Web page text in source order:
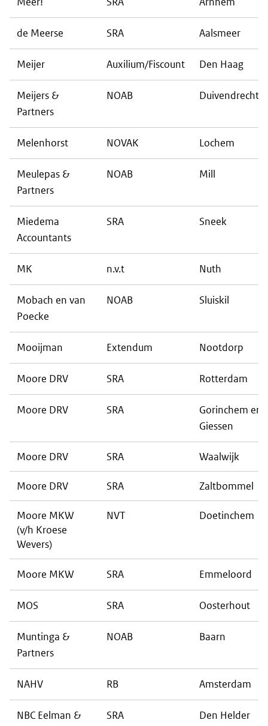
de Meerse SRA Aalsmeer
Meijer Auxilium/Fiscount Den Haag
Meijers &
Partners
NOAB Duivendrecht
Melenhorst NOVAK Lochem
Meulepas &
Partners
NOAB Mill
Miedema
Accountants
SRA Sneek
MK n.v.t Nuth
Mobach en van
Poecke
NOAB Sluiskil
Mooijman Extendum Nootdorp
Moore DRV SRA Rotterdam
Moore DRV SRA
Gorinchem en
Giessen
Moore DRV SRA Waalwijk
Moore DRV SRA Zaltbommel
Moore MKW
(v/h Kroese
Wevers)
NVT Doetinchem
Moore MKW SRA Emmeloord
MOS SRA Oosterhout
Muntinga &
Partners
NOAB Baarn
NAHV RB Amsterdam
NBC Eelman &
SRA Den Helder